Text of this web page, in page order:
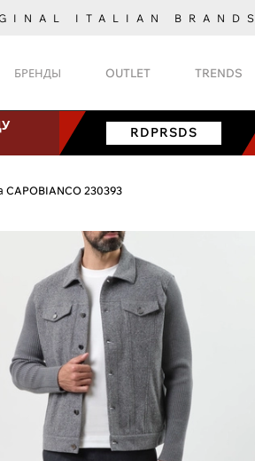
ITALIAN BRANDS
БРЕНДЫ OUTLET TRENDS
RDPRSDS
CAPOBIANCO 230393